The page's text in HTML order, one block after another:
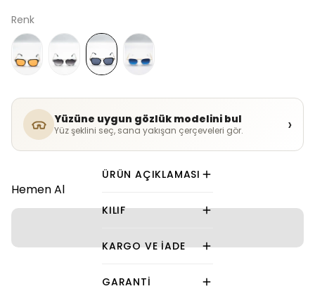
Renk
Yüzüne uygun gözlük modelini bul
Yüz şeklini seç, sana yakışan çerçeveleri gör. ›
Hemen Al
ÜRÜN AÇIKLAMASI
KILIF
KARGO VE İADE
GARANTI